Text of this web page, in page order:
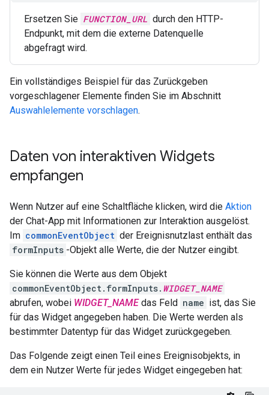
Ersetzen Sie FUNCTION_URL durch den HTTP-
Endpunkt, mit dem die externe Datenquelle
abgefragt wird.
Ein vollständiges Beispiel für das Zurückgeben
vorgeschlagener Elemente finden Sie im Abschnitt
Auswahlelemente vorschlagen.
Daten von interaktiven Widgets
empfangen
Wenn Nutzer auf eine Schaltfläche klicken, wird die Aktion
der Chat-App mit Informationen zur Interaktion ausgelöst.
Im commonEventObject der Ereignisnutzlast enthält das
formInputs -Objekt alle Werte, die der Nutzer eingibt.
Sie können die Werte aus dem Objekt
commonEventObject.formInputs. WIDGET_NAME
abrufen, wobei WIDGET_NAMEdas Feld name ist, das Sie
für das Widget angegeben haben. Die Werte werden als
bestimmter Datentyp für das Widget zurückgegeben.
Das Folgende zeigt einen Teil eines Ereignisobjekts, in
dem ein Nutzer Werte für jedes Widget eingegeben hat: